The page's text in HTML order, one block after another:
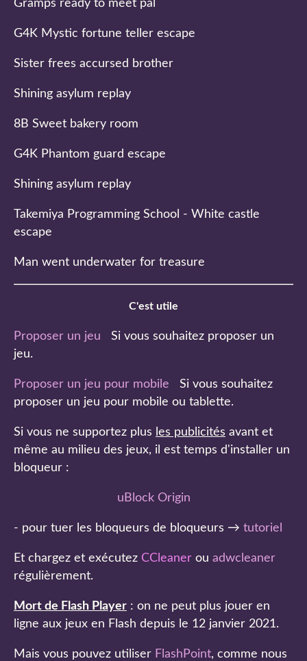
Gramps ready to meet pal
G4K Mystic fortune teller escape
Sister frees accursed brother
Shining asylum replay
8B Sweet bakery room
G4K Phantom guard escape
Shining asylum replay
Takemiya Programming School - White castle
escape
Man went underwater for treasure
C'est utile
Proposer un jeu Si vous souhaitez proposer un
jeu.
Proposer un jeu pour mobile Si vous souhaitez
proposer un jeu pour mobile ou tablette.
Si vous ne supportez plus les publicités avant et
même au milieu des jeux, il est temps d'installer un
bloqueur :
uBlock Origin
- pour tuer les bloqueurs de bloqueurs → tutoriel
Et chargez et exécutez CCleaner ou adwcleaner
régulièrement.
Mort de Flash Player : on ne peut plus jouer en
ligne aux jeux en Flash depuis le 12 janvier 2021.
Mais vous pouvez utiliser FlashPoint, comme nous